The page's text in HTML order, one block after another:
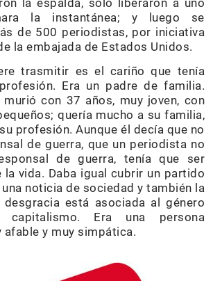
la espalda, solo liberaron a uno
la instantánea; y luego se
de 500 periodistas, por iniciativa
la embajada de Estados Unidos.
trasmitir es el cariño que tenía
Era un padre de familia.
murió con 37 años, muy joven, con
quería mucho a su familia,
profesión. Aunque él decía que no
de guerra, que un periodista no
de guerra, tenía que ser
vida. Daba igual cubrir un partido
noticia de sociedad y también la
está asociada al género
Era una persona
afable y muy simpática.